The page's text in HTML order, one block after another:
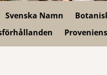
Svenska Namn